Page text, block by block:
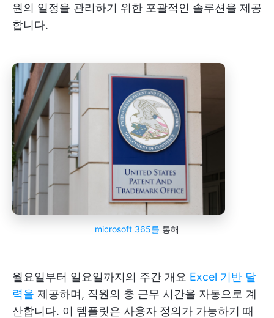
원의 일정을 관리하기 위한 포괄적인 솔루션을 제공
합니다.
microsoft 365를 통해
월요일부터 일요일까지의 주간 개요 Excel 기반 달
력을 제공하며, 직원의 총 근무 시간을 자동으로 계
산합니다. 이 템플릿은 사용자 정의가 가능하기 때